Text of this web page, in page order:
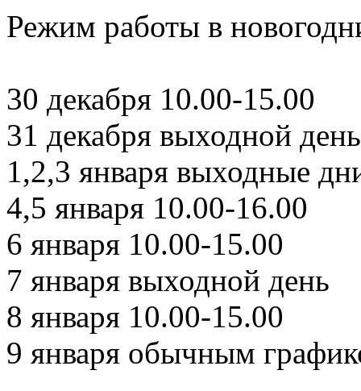
Режим работы в
30 декабря 10.00-15.00
31 декабря выходной день
1,2,3 января выходные
4,5 января 10.00-16.00
6 января 10.00-15.00
7 января выходной день
8 января 10.00-15.00
9 января обычным